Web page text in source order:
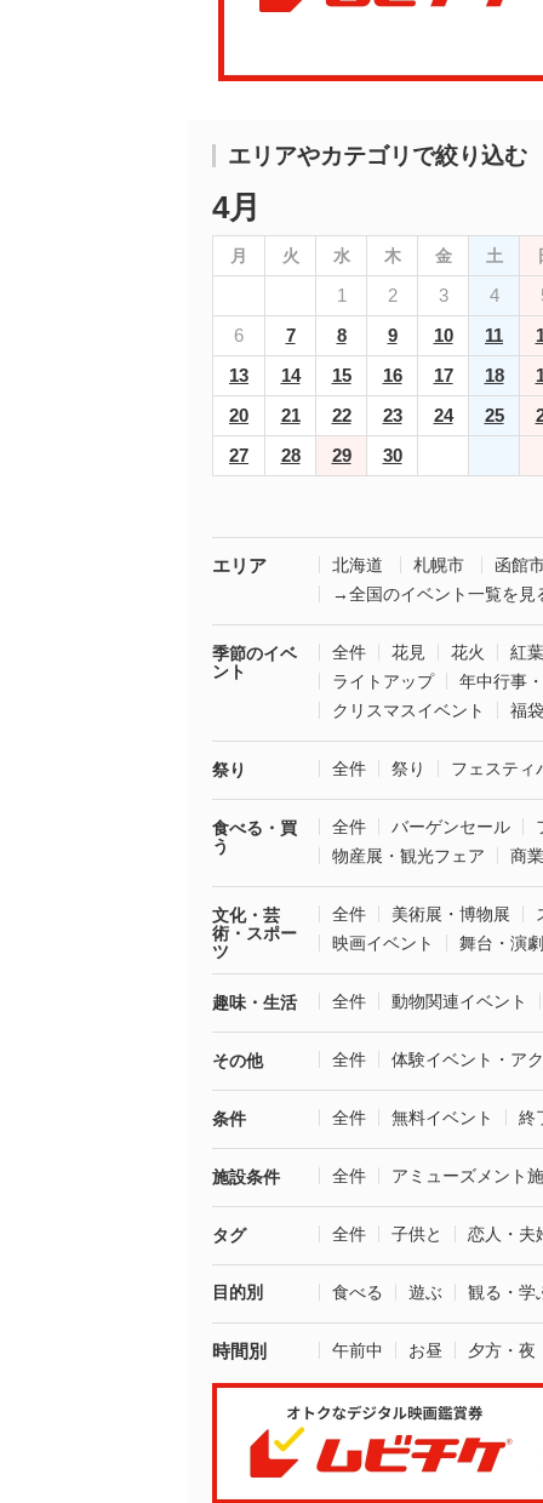
エリアやカテゴリで絞り込む
4月
月 火 水 木 金 土
1 2 3 4
6
7 8 9 10 11
13
14 15 16 17 18
20
21 22 23 24 25
27
28 29 30
エリア 北海道 札幌市
函館
→全国のイベント一覧を見
季節のイベ
ント
全件 花見 花火
紅葉
ライトアップ
年中行事
クリスマスイベント
福
祭り 全件 祭り フェスティ
食べる・買
う
全件 バーゲンセール
物産展・観光フェア
商
文化・芸
術・スポー
ツ
全件 美術展・博物展
映画イベント
舞台・演劇
趣味・生活 全件 動物関連イベント
その他 全件 体験イベント・ア
条件 全件 無料イベント 終
施設条件 全件 アミューズメント
タグ 全件 子供と 恋人・夫
目的別 食べる 遊ぶ 観る・学
時間別 午前中 お昼 夕方・夜